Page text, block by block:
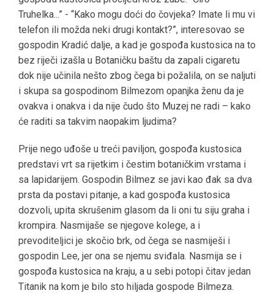
Truhelka...” - “Kako mogu doći do čovjeka? Imate li mu vi
telefon ili možda neki drugi kontakt?”, interesovao se
gospodin Kradić dalje, a kad je gospođa kustosica na to
bez riječi izašla u Botaničku baštu da zapali cigaretu
dok nije učinila nešto zbog čega bi požalila, on se naljuti
i skupa sa gospodinom Bilmezom opanjka ženu da je
ovakva i onakva i da nije čudo što Muzej ne radi – kako
će raditi sa takvim naopakim ljudima?
Prije nego uđoše u treći paviljon, gospođa kustosica
predstavi vrt sa rijetkim i čestim botaničkim vrstama i
sa lapidarijem. Gospodin Bilmez se javi kao đak sa dva
prsta da postavi pitanje, a kad gospođa kustosica
dozvoli, upita skrušenim glasom da li oni tu siju graha i
krompira. Nasmijaše se njegove kolege, a i
prevoditeljici je skočio brk, od čega se nasmiješi i
gospodin Lee, jer ona se njemu sviđala. Nasmija se i
gospođa kustosica na kraju, a u sebi potopi čitav jedan
Titanik na kom je bilo sto hiljada gospode Bilmeza.